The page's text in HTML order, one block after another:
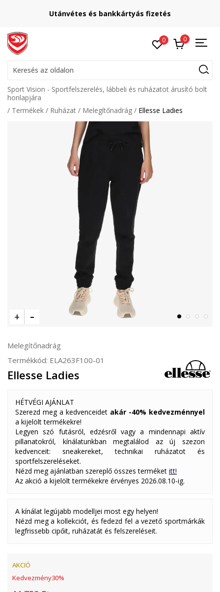
Utánvétes és bankkártyás fizetés
0 0
Keresés az oldalon
Sport Vision - Sportfelszerelés, lábbeli és ruházatot árusító bolt
honlapjára
Termékek
Ruházat Melegítőnadrág Ellesse Ladies
Melegítőnadrág
Termékkód: ELA263F100-01
Ellesse Ladies
HÉTVÉGI AJÁNLAT
Szerezd meg a kedvenceidet akár -40% kedvezménnyel
a kijelölt termékekre!
Legyen szó futásról, edzésről vagy a mindennapi aktív
pillanatokról, kínálatunkban megtalálod az új szezon
kedvenceit: sneakereket, technikai ruházatot és
sportfelszereléseket.
Nézd meg ajánlatban szereplő összes terméket itt!
Az akció a kijelölt termékekre érvényes 2026.08.10-ig.
A kínálat legújabb modelljei most egy helyen!
Nézd meg a kollekciót, és fedezd fel a vezető sportmárkák
legfrissebb cipőit, ruházatát és felszereléseit.
AKCIÓ
Kedvezmény30%